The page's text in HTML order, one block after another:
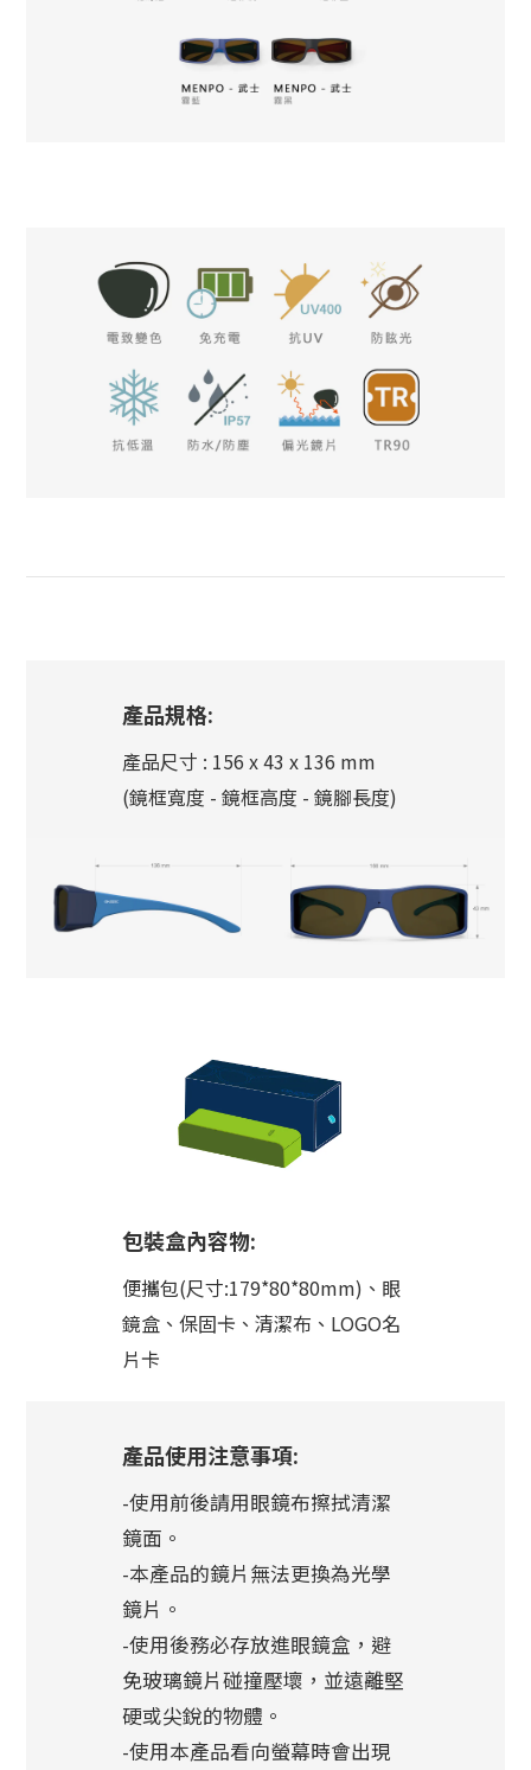
產品規格:
產品尺寸 : 156 x 43 x 136 mm
(鏡框寬度 - 鏡框高度 - 鏡腳長度)
包裝盒內容物:
便攜包(尺寸:179*80*80mm)、眼
鏡盒、保固卡、清潔布、LOGO名
片卡
產品使用注意事項:
-使用前後請用眼鏡布擦拭清潔
鏡面。
-本產品的鏡片無法更換為光學
鏡片。
-使用後務必存放進眼鏡盒，避
免玻璃鏡片碰撞壓壞，並遠離堅
硬或尖銳的物體。
-使用本產品看向螢幕時會出現